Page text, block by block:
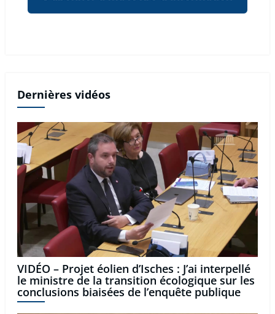
Dernières vidéos
VIDÉO – Projet éolien d’Isches : J’ai interpellé
le ministre de la transition écologique sur les
conclusions biaisées de l’enquête publique